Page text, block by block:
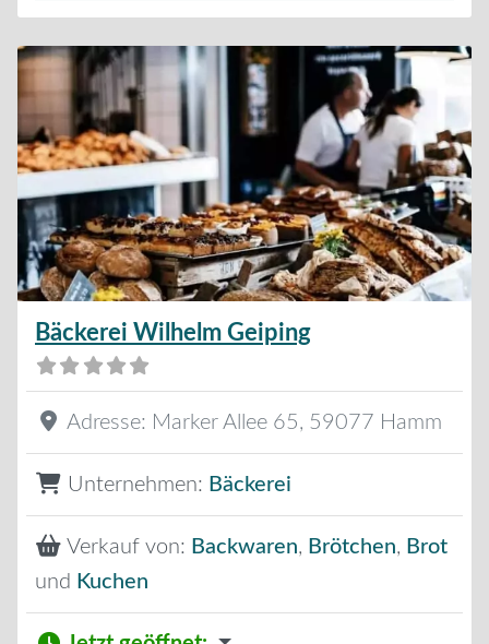
Bäckerei Wilhelm Geiping
Adresse: Marker Allee 65, 59077 Hamm
Unternehmen: Bäckerei
Verkauf von: Backwaren, Brötchen, Brot
und Kuchen